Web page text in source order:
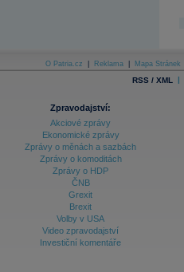
O Patria.cz Reklama Mapa Stránek
RSS / XML |
Zpravodajství:
Akciové zprávy
Ekonomické zprávy
Zprávy o měnách a sazbách
Zprávy o komoditách
Zprávy o HDP
ČNB
Grexit
Brexit
Volby v USA
Video zpravodajství
Investiční komentáře